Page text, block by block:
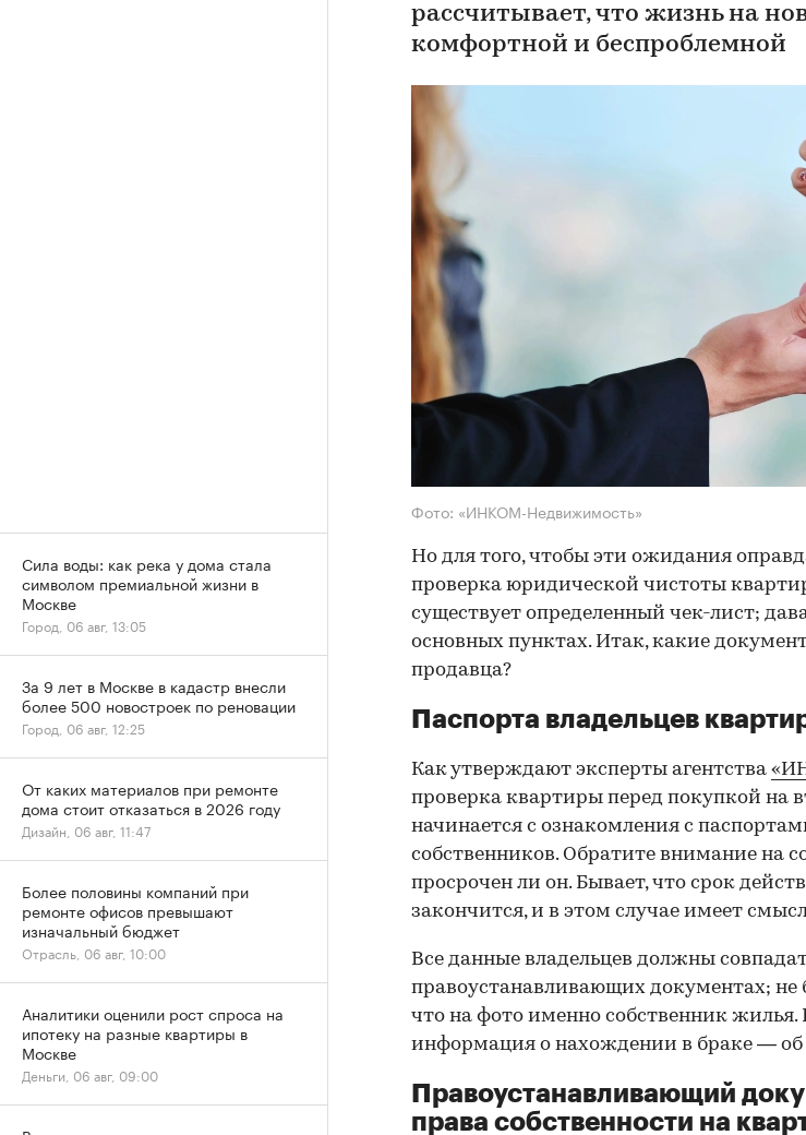
рассчитывает, что жизнь на
комфортной и беспроблемной
Фото: «ИНКОМ-Недвижимость»
Но для того, чтобы эти ожидания
проверка юридической чистоты
существует определенный чек-лист;
основных пунктах. Итак, какие
продавца?
Паспорта владельцев
Как утверждают эксперты агентства
проверка квартиры перед покупкой на
начинается с ознакомления с
собственников. Обратите внимание на
просрочен ли он. Бывает, что срок
закончится, и в этом случае имеет
Все данные владельцев должны
правоустанавливающих документах; не
что на фото именно собственник жилья.
информация о нахождении в браке —
Правоустанавливающий
права собственности на
Сила воды: как река у дома стала
символом премиальной жизни в
Москве
Город, 06 авг, 13:05
За 9 лет в Москве в кадастр внесли
более 500 новостроек по реновации
Город, 06 авг, 12:25
От каких материалов при ремонте
дома стоит отказаться в 2026 году
Дизайн, 06 авг, 11:47
Более половины компаний при
ремонте офисов превышают
изначальный бюджет
Отрасль, 06 авг, 10:00
Аналитики оценили рост спроса на
ипотеку на разные квартиры в
Москве
Деньги, 06 авг, 09:00